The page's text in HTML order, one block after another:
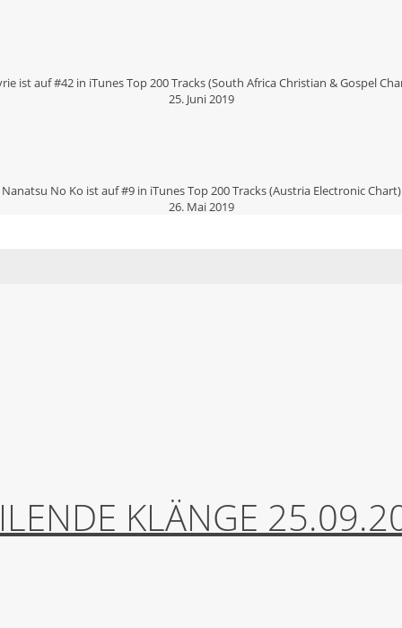
ist auf #42 in iTunes Top 200 Tracks (South Africa Christian & Gospel
25. Juni 2019
Nanatsu No Ko ist auf #9 in iTunes Top 200 Tracks (Austria Electronic Chart)
26. Mai 2019
KLÄNGE